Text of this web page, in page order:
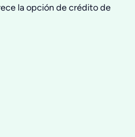
la opción de crédito de